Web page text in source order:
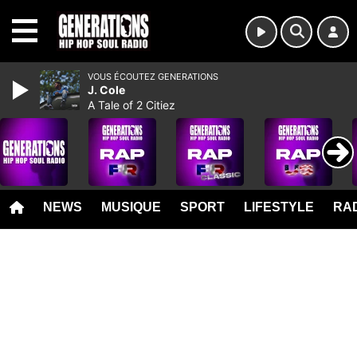
NEWS MUSIQUE SPORT LIFESTYLE
VOUS ÉCOUTEZ GENERATIONS
J. Cole
A Tale of 2 Citiez